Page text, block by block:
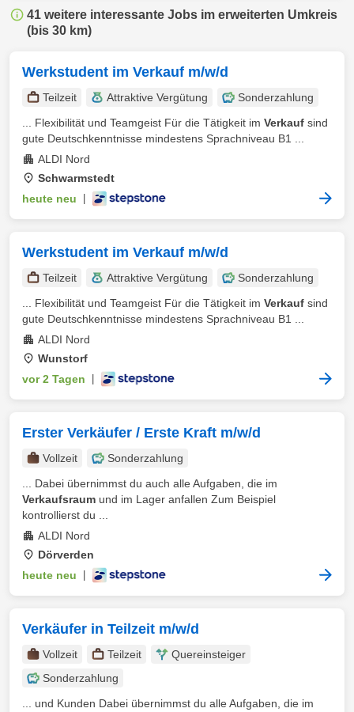
41 weitere interessante Jobs im erweiterten Umkreis
(bis 30 km)
Werkstudent im Verkauf m/w/d
Teilzeit Attraktive Vergütung
Sonderzahlung
... Flexibilität und Teamgeist Für die Tätigkeit im Verkauf sind
gute Deutschkenntnisse mindestens Sprachniveau B1 ...
ALDI Nord
Schwarmstedt
heute neu
Werkstudent im Verkauf m/w/d
Teilzeit Attraktive Vergütung
Sonderzahlung
... Flexibilität und Teamgeist Für die Tätigkeit im Verkauf sind
gute Deutschkenntnisse mindestens Sprachniveau B1 ...
ALDI Nord
Wunstorf
vor 2 Tagen
Erster Verkäufer / Erste Kraft m/w/d
Vollzeit
Sonderzahlung
... Dabei übernimmst du auch alle Aufgaben, die im
Verkaufsraum und im Lager anfallen Zum Beispiel
kontrollierst du ...
ALDI Nord
Dörverden
heute neu
Verkäufer in Teilzeit m/w/d
Vollzeit Teilzeit
Quereinsteiger
Sonderzahlung
... und Kunden Dabei übernimmst du alle Aufgaben, die im